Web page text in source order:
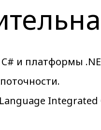
и платформы
Integrated